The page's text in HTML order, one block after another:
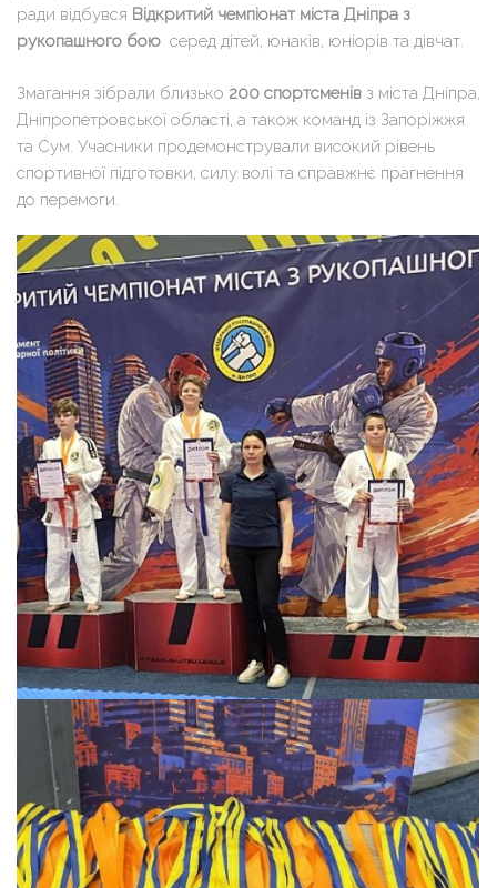
ради відбувся Відкритий чемпіонат міста Дніпра з
рукопашного бою серед дітей, юнаків, юніорів та дівчат.
Змагання зібрали близько 200 спортсменів з міста Дніпра,
Дніпропетровської області, а також команд із Запоріжжя
та Сум. Учасники продемонстрували високий рівень
спортивної підготовки, силу волі та справжнє прагнення
до перемоги.